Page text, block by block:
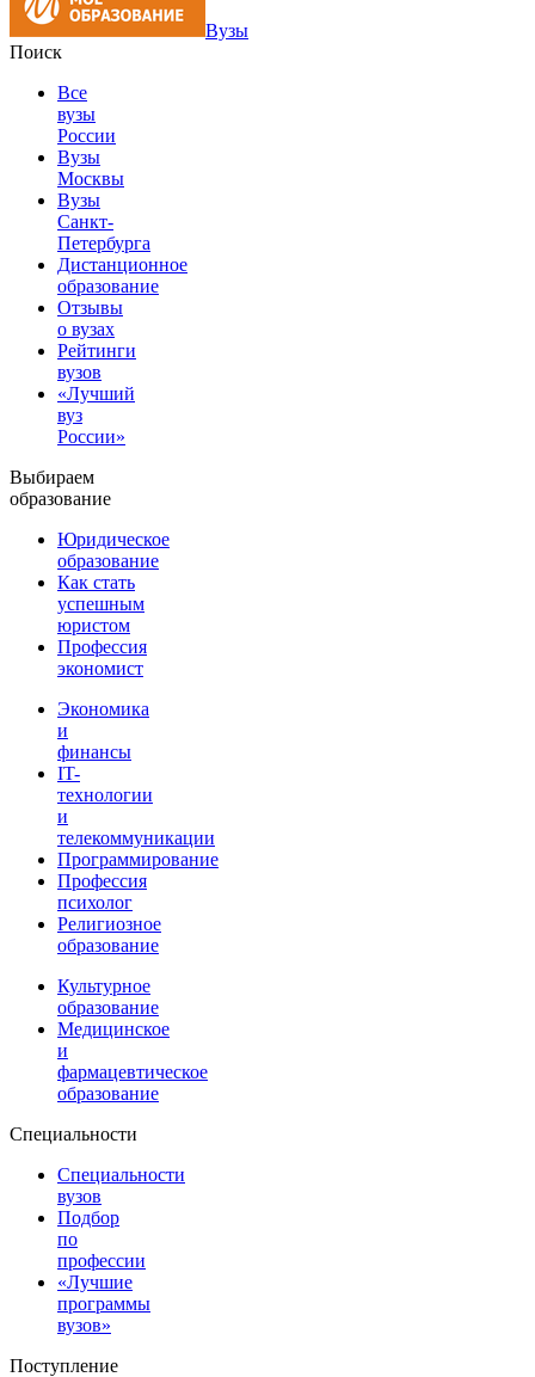
Вузы
Поиск
Все
вузы
России
Вузы
Москвы
Вузы
Санкт-
Петербурга
Дистанционное
образование
Отзывы
о вузах
Рейтинги
вузов
«Лучший
вуз
России»
Выбираем
образование
Юридическое
образование
Как стать
успешным
юристом
Профессия
экономист
Экономика
и
финансы
IT-
технологии
и
телекоммуникации
Программирование
Профессия
психолог
Религиозное
образование
Культурное
образование
Медицинское
и
фармацевтическое
образование
Специальности
Специальности
вузов
Подбор
по
профессии
«Лучшие
программы
вузов»
Поступление